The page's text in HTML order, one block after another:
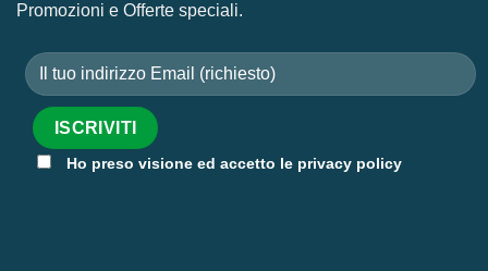
Promozioni e Offerte speciali.
Ho preso visione ed accetto le privacy policy